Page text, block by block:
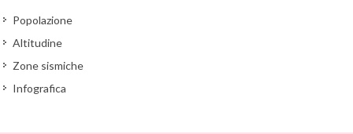
Popolazione
Altitudine
Zone sismiche
Infografica